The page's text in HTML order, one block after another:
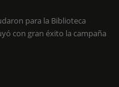
para la Biblioteca